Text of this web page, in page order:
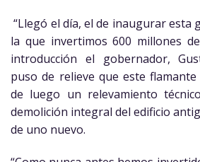
“Llegó el día, el de inaugurar esta
la que invertimos 600 millones
introducción el gobernador,
puso de relieve que este
de luego un relevamiento
demolición integral del edificio
de uno nuevo.